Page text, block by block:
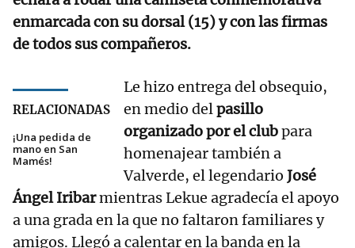
enmarcada con su dorsal (15) y con las firmas
de todos sus compañeros.
RELACIONADAS
¡Una pedida de
mano en San
Mamés!
Le hizo entrega del obsequio,
en medio delpasillo
organizado por el clubpara
homenajear también a
Valverde, el legendario José
Ángel Iribarmientras Lekue agradecía el apoyo
a una grada en la que no faltaron familiares y
amigos. Llegó a calentar en la banda en la